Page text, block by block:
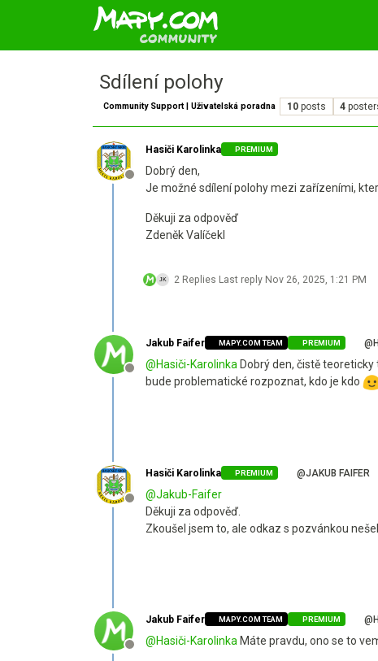
Sdílení polohy
Community Support | Uživatelská poradna 10 posts 4
Offline
Hasiči Karolinka PREMIUM
Dobrý den,
Je možné sdílení polohy mezi zařízeními,
Děkuji za odpověď
Zdeněk Valíčekl
2 Replies Last reply Nov 26, 2025, 1:21 PM
Offline
Jakub Faifer MAPY.COM TEAM PREMIUM
@Hasiči-Karolinka Dobrý den, čistě
bude problematické rozpoznat, kdo je kdo
Offline
Hasiči Karolinka PREMIUM @JAKUB FAIFER
@Jakub-Faifer
Děkuji za odpověď.
Zkoušel jsem to, ale odkaz s pozvánkou
Offline
Jakub Faifer MAPY.COM TEAM PREMIUM
@Hasiči-Karolinka Máte pravdu, ono se to